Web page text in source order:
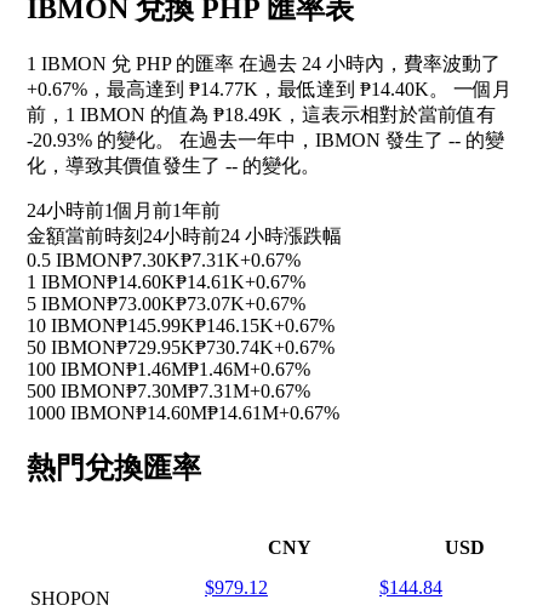
IBMON 兌換 PHP 匯率表
1 IBMON 兌 PHP 的匯率 在過去 24 小時內，費率波動了
+0.67% ，最高達到 ₱14.77K，最低達到 ₱14.40K。 一個月
前，1 IBMON 的值為 ₱18.49K，這表示相對於當前值有
-20.93% 的變化。 在過去一年中，IBMON 發生了 -- 的變
化，導致其價值發生了 -- 的變化。
24小時前1個月前1年前
金額當前時刻 24小時前24 小時漲跌幅
0.5 IBMON₱7.30K₱7.31K+0.67%
1 IBMON₱14.60K₱14.61K+0.67%
5 IBMON₱73.00K₱73.07K+0.67%
10 IBMON₱145.99K₱146.15K+0.67%
50 IBMON₱729.95K₱730.74K+0.67%
100 IBMON₱1.46M₱1.46M+0.67%
500 IBMON₱7.30M₱7.31M+0.67%
1000 IBMON₱14.60M₱14.61M+0.67%
熱門兌換匯率
CNY USD
SHOPON
$979.12 $144.84